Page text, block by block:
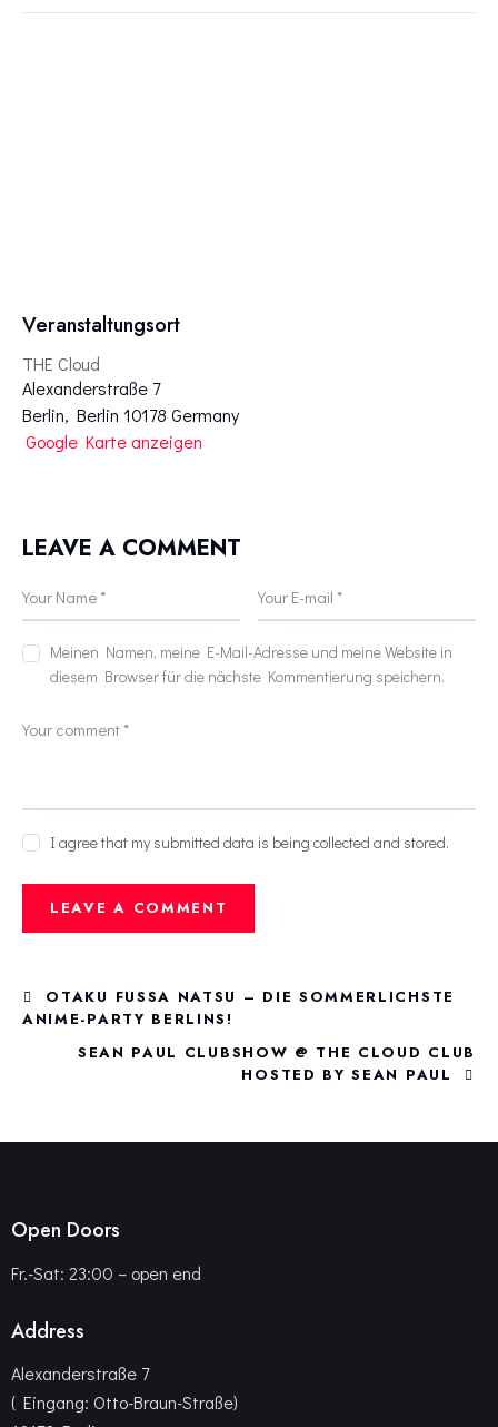
Veranstaltungsort
THE Cloud
Alexanderstraße 7
Berlin, Berlin 10178 Germany
Google Karte anzeigen
LEAVE A COMMENT
Meinen Namen, meine E-Mail-Adresse und meine Website in
diesem Browser für die nächste Kommentierung speichern.
I agree that my submitted data is being collected and stored.
OTAKU FUSSA NATSU – DIE SOMMERLICHSTE
ANIME-PARTY BERLINS!
SEAN PAUL CLUBSHOW @ THE CLOUD CLUB
HOSTED BY SEAN PAUL
Open Doors
Fr.-Sat: 23:00 – open end
Address
Alexanderstraße 7
( Eingang: Otto-Braun-Straße)